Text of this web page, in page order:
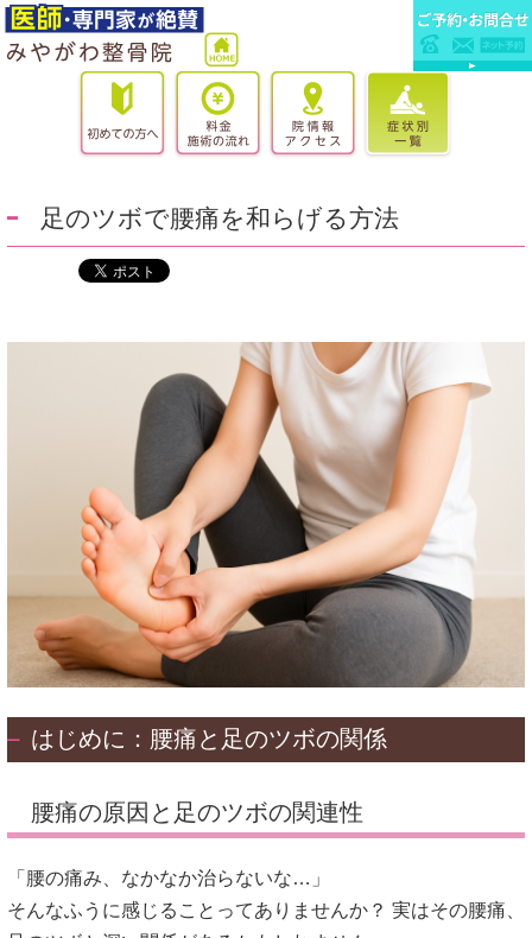
足のツボで腰痛を和らげる方法
はじめに：腰痛と足のツボの関係
腰痛の原因と足のツボの関連性
「腰の痛み、なかなか治らないな…」
そんなふうに感じることってありませんか？ 実はその腰痛、